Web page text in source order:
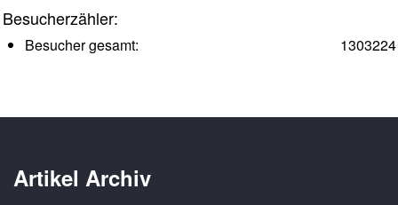
Besucherzähler:
1303224
Besucher gesamt:
Artikel Archiv